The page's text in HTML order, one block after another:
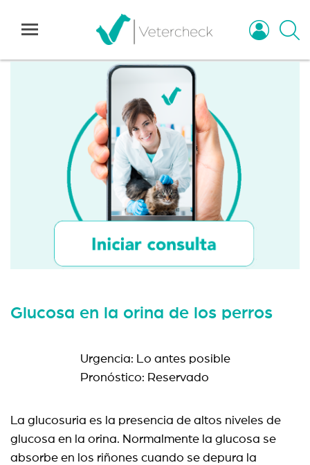
Glucosa en la orina de los perros
Urgencia: Lo antes posible
Pronóstico: Reservado
La glucosuria es la presencia de altos niveles de
glucosa en la orina. Normalmente la glucosa se
absorbe en los riñones cuando se depura la